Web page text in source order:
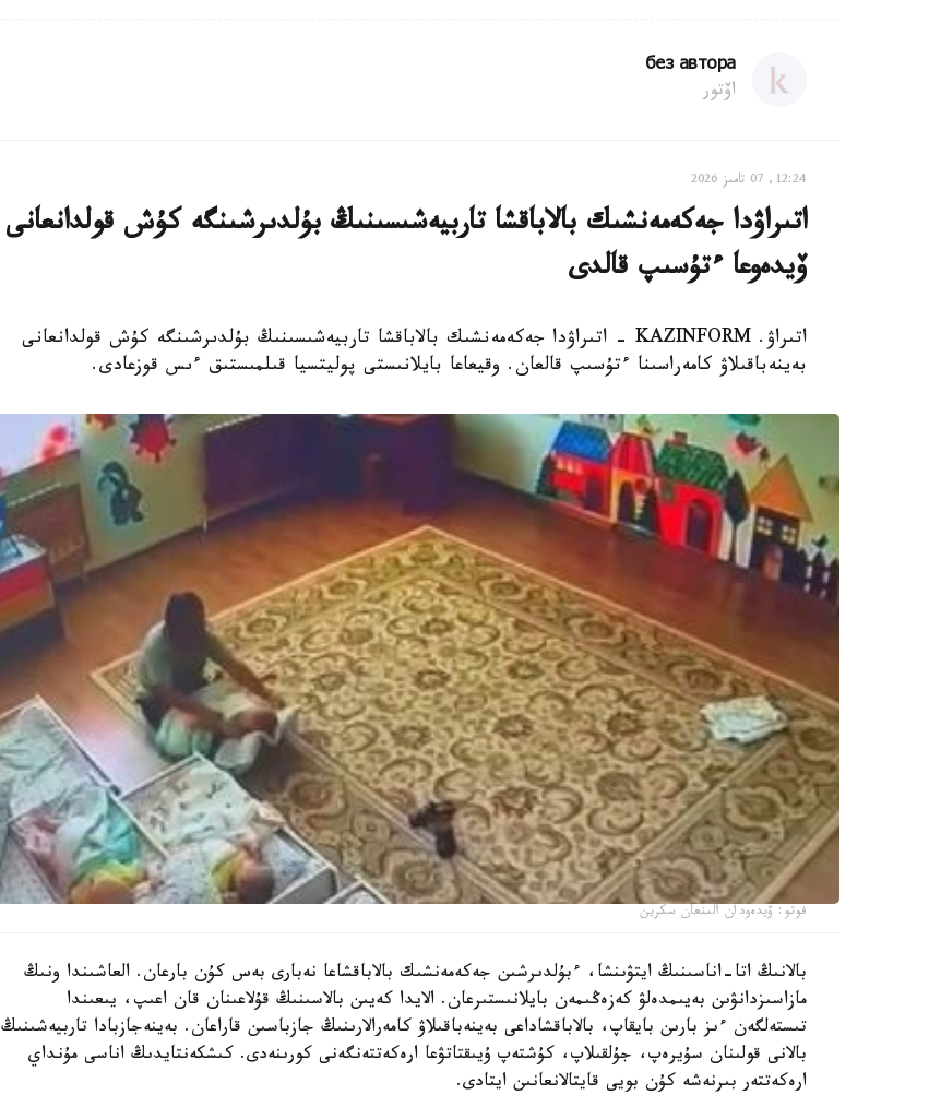
без автора
اۆتور
12:24, 07 تامىز 2026
اتىراۋدا جەكەمەنشىك بالاباقشا تاربيەشىسىنىڭ بۇلدىرشىنگە كۇش قولدانعانى
ۆيدەوعا ءتۇسىپ قالدى
اتىراۋ. KAZINFORM - اتىراۋدا جەكەمەنشىك بالاباقشا تاربيەشىسىنىڭ بۇلدىرشىنگە كۇش قولدانعانى
بەينەباقىلاۋ كامەراسىنا ءتۇسىپ قالعان. وقيعاعا بايلانىستى پوليتسيا قىلمىستىق ءىس قوزعادى.
فوتو: ۆيدەودان الىنعان سكرين
بالانىڭ اتا-اناسىنىڭ ايتۋىنشا، ءبۇلدىرشىن جەكەمەنشىك بالاباقشاعا نەبارى بەس كۇن بارعان. العاشىندا ونىڭ
مازاسىزدانۋىن بەيىمدەلۋ كەزەڭىمەن بايلانىستىرعان. الايدا كەيىن بالاسىنىڭ قۇلاعىنان قان اعىپ، يىعىندا
تىستەلگەن ءىز بارىن بايقاپ، بالاباقشاداعى بەينەباقىلاۋ كامەرالارىنىڭ جازباسىن قاراعان. بەينەجازبادا تاربيەشىنىڭ
بالانى قولىنان سۇيرەپ، جۇلقىلاپ، كۇشتەپ ۇيىقتاتۋعا ارەكەتتەنگەنى كورىنەدى. كىشكەنتايدىڭ اناسى مۇنداي
ارەكەتتەر بىرنەشە كۇن بويى قايتالانعانىن ايتادى.